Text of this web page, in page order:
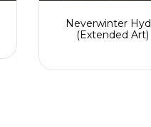
Neverwinter
(Extended Art)